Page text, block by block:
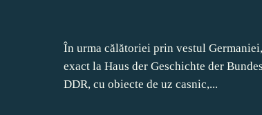
În urma călătoriei prin vestul
exact la Haus der Geschichte der
DDR, cu obiecte de uz casnic,...